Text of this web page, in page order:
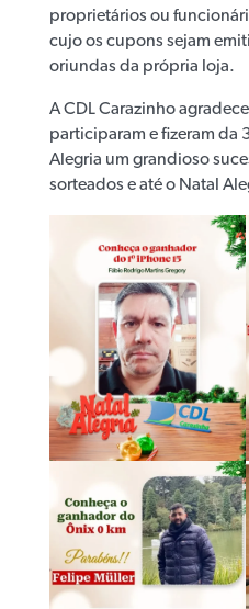
proprietários ou
cujo os cupons sejam
oriundas da própria loja.
A CDL Carazinho
participaram e fizeram da
Alegria um grandioso
sorteados e até o Natal